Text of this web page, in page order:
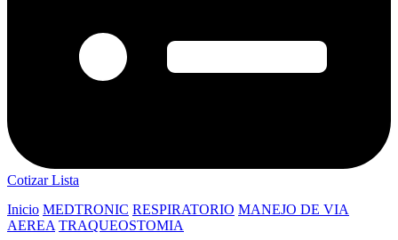
Cotizar Lista
Inicio MEDTRONIC RESPIRATORIO MANEJO DE VIA
AEREA TRAQUEOSTOMIA